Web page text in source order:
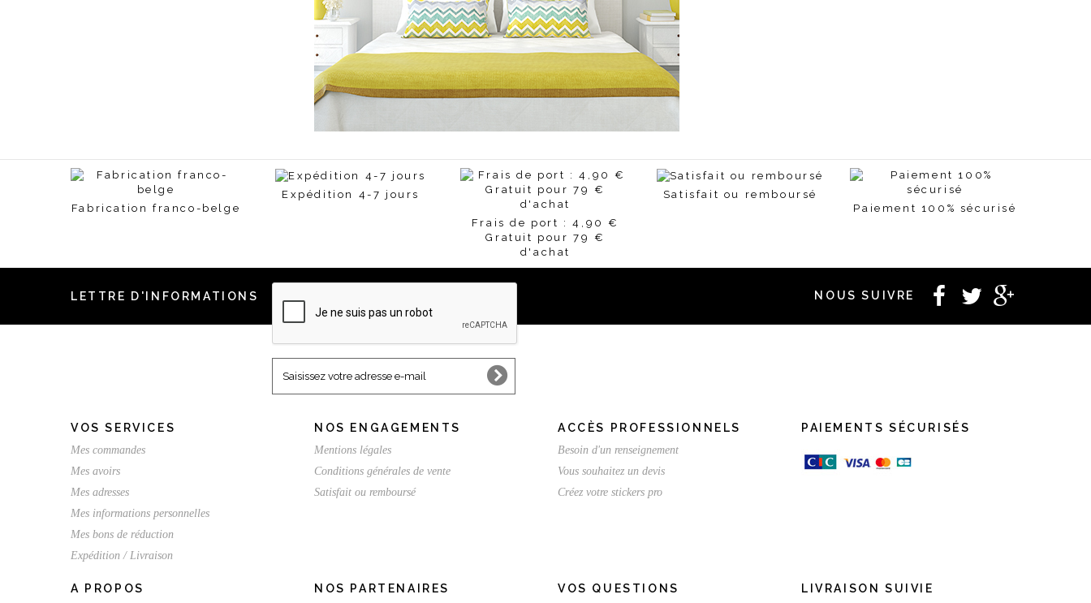
Fabrication franco-belge
Expédition 4-7 jours
Frais de port : 4,90 €
Gratuit pour 79 €
d'achat
Satisfait ou remboursé
Paiement 100% sécurisé
LETTRE D'INFORMATIONS NOUS SUIVRE
VOS SERVICES
Mes commandes
Mes avoirs
Mes adresses
Mes informations personnelles
Mes bons de réduction
Expédition / Livraison
NOS ENGAGEMENTS
Mentions légales
Conditions générales de vente
Satisfait ou remboursé
ACCÈS PROFESSIONNELS
Besoin d'un renseignement
Vous souhaitez un devis
Créez votre stickers pro
PAIEMENTS SÉCURISÉS
A PROPOS NOS PARTENAIRES VOS QUESTIONS LIVRAISON SUIVIE